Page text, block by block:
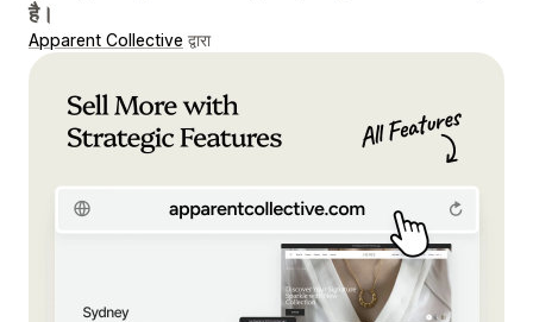
है।
Apparent Collective द्वारा